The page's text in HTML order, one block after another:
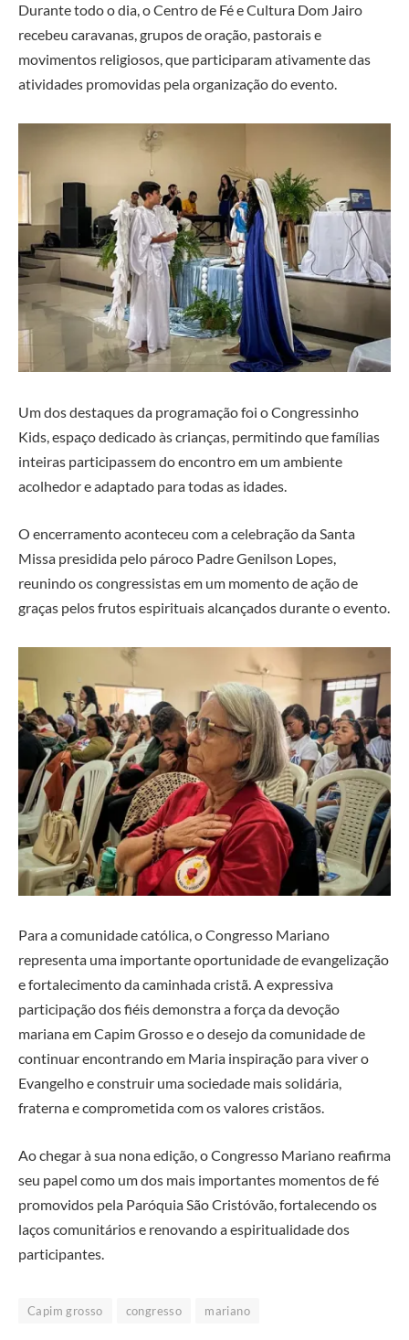
Durante todo o dia, o Centro de Fé e Cultura Dom Jairo
recebeu caravanas, grupos de oração, pastorais e
movimentos religiosos, que participaram ativamente das
atividades promovidas pela organização do evento.
Um dos destaques da programação foi o Congressinho
Kids, espaço dedicado às crianças, permitindo que famílias
inteiras participassem do encontro em um ambiente
acolhedor e adaptado para todas as idades.
O encerramento aconteceu com a celebração da Santa
Missa presidida pelo pároco Padre Genilson Lopes,
reunindo os congressistas em um momento de ação de
graças pelos frutos espirituais alcançados durante o evento.
Para a comunidade católica, o Congresso Mariano
representa uma importante oportunidade de evangelização
e fortalecimento da caminhada cristã. A expressiva
participação dos fiéis demonstra a força da devoção
mariana em Capim Grosso e o desejo da comunidade de
continuar encontrando em Maria inspiração para viver o
Evangelho e construir uma sociedade mais solidária,
fraterna e comprometida com os valores cristãos.
Ao chegar à sua nona edição, o Congresso Mariano reafirma
seu papel como um dos mais importantes momentos de fé
promovidos pela Paróquia São Cristóvão, fortalecendo os
laços comunitários e renovando a espiritualidade dos
participantes.
Capim grosso congresso mariano